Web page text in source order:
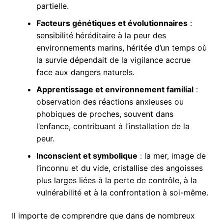
partielle.
Facteurs génétiques et évolutionnaires:
sensibilité héréditaire à la peur des
environnements marins, héritée d’un temps où
la survie dépendait de la vigilance accrue
face aux dangers naturels.
Apprentissage et environnement familial:
observation des réactions anxieuses ou
phobiques de proches, souvent dans
l’enfance, contribuant à l’installation de la
peur.
Inconscient et symbolique : la mer, image de
l’inconnu et du vide, cristallise des angoisses
plus larges liées à la perte de contrôle, à la
vulnérabilité et à la confrontation à soi-même.
Il importe de comprendre que dans de nombreux